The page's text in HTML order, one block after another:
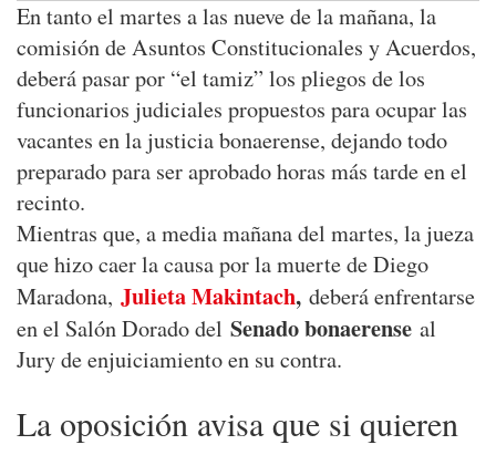
En tanto el martes a las nueve de la mañana, la
comisión de Asuntos Constitucionales y Acuerdos,
deberá pasar por “el tamiz” los pliegos de los
funcionarios judiciales propuestos para ocupar las
vacantes en la justicia bonaerense, dejando todo
preparado para ser aprobado horas más tarde en el
recinto.
Mientras que, a media mañana del martes, la jueza
que hizo caer la causa por la muerte de Diego
Maradona, Julieta Makintach, deberá enfrentarse
en el Salón Dorado del Senado bonaerense al
Jury de enjuiciamiento en su contra.
La oposición avisa que si quieren